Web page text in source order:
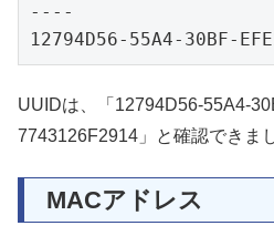
----
12794D56-55A4-30BF-
UUIDは、「12794D56-55A4-
7743126F2914」と確認できま
MACアドレス